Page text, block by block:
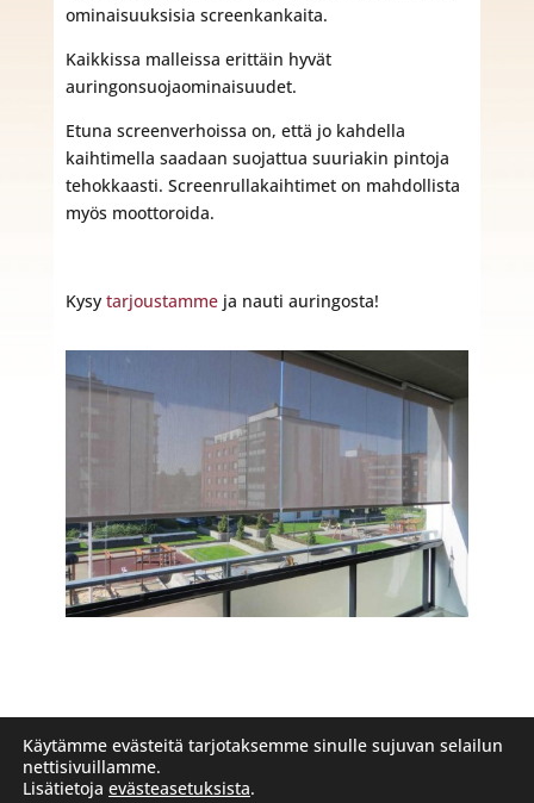
ominaisuuksisia screenkankaita.
Kaikkissa malleissa erittäin hyvät
auringonsuojaominaisuudet.
Etuna screenverhoissa on, että jo kahdella
kaihtimella saadaan suojattua suuriakin pintoja
tehokkaasti. Screenrullakaihtimet on mahdollista
myös moottoroida.
Kysy tarjoustammeja nauti auringosta!
Etusivu Tuotteet ja palvelut
Yritys
Yhteystiedot
Käytämme evästeitä tarjotaksemme sinulle sujuvan selailun
nettisivuillamme.
Lisätietoja evästeasetuksista.